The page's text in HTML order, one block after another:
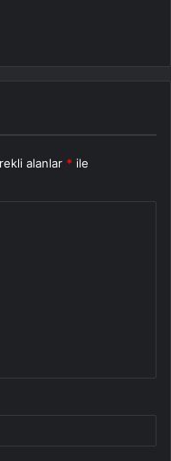
alanlar * ile